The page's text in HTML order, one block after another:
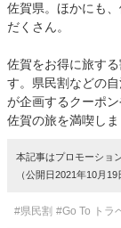
佐賀県。ほかにも
だくさん。
佐賀をお得に旅す
す。県民割などの
が企画するクーポ
佐賀の旅を満喫しま
本記事はプロモーショ
（公開日2021年10月19
#県民割 #Go To トラ